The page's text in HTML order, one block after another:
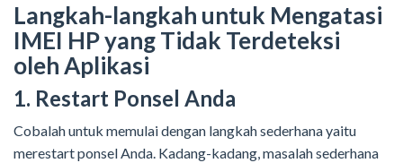
Langkah-langkah untuk Mengatasi
IMEI HP yang Tidak Terdeteksi
oleh Aplikasi
1. Restart Ponsel Anda
Cobalah untuk memulai dengan langkah sederhana yaitu
merestart ponsel Anda. Kadang-kadang, masalah sederhana